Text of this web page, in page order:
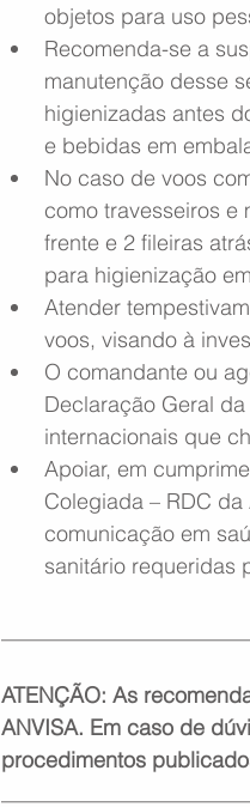
objetos para uso
Recomenda-se a
manutenção desse
higienizadas antes
e bebidas em
No caso de voos
como travesseiros e
frente e 2 fileiras
para higienização
Atender
voos, visando à
O comandante ou
Declaração Geral
internacionais que
Apoiar, em
Colegiada – RDC
comunicação em
sanitário requeridas
ATENÇÃO: As
ANVISA. Em caso de
procedimentos